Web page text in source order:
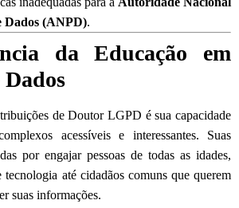
Dados (ANPD).
da Educação em
Dados
de Doutor LGPD é sua capacidade
acessíveis e interessantes. Suas
por engajar pessoas de todas as idades,
tecnologia até cidadãos comuns que querem
suas informações.